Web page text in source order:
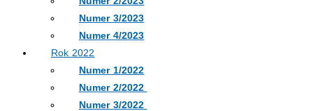
Numer 3/2023
Numer 4/2023
Rok 2022
Numer 1/2022
Numer 2/2022
Numer 3/2022